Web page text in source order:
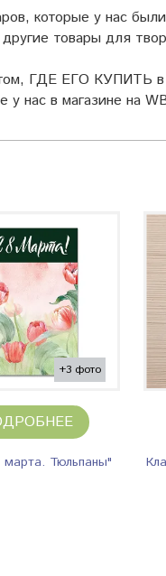
которые у нас
товары для
ГДЕ ЕГО КУПИТЬ в
у нас в магазине на
+3 фото
марта. Тюльпаны"